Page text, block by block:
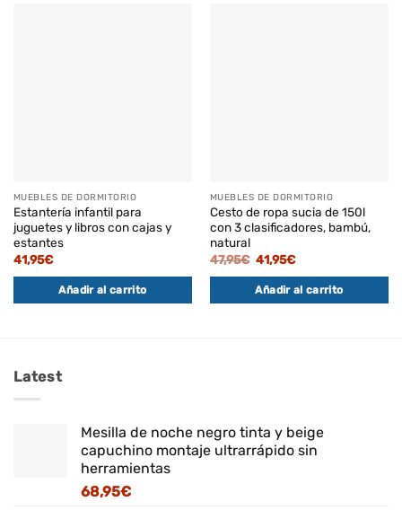
MUEBLES DE DORMITORIO
Estantería infantil para
juguetes y libros con cajas y
estantes
41,95€
Añadir al carrito
MUEBLES DE DORMITORIO
Cesto de ropa sucia de 150l
con 3 clasificadores, bambú,
natural
47,95€ El
original
era:
47,95€.
41,95€El
actual
es:
41,95€.
Añadir al carrito
Latest
Mesilla de noche negro tinta y beige
capuchino montaje ultrarrápido sin
herramientas
68,95€